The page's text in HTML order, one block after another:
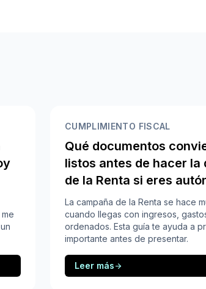
CUMPLIMIENTO FISCAL
Qué documentos
listos antes de hacer la
de la Renta si eres
La campaña de la Renta se hace
cuando llegas con ingresos,
ordenados. Esta guía te ayuda a
importante antes de presentar.
Leer másarrow_forward